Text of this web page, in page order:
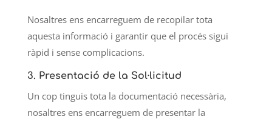
Nosaltres ens encarreguem de recopilar tota
aquesta informació i garantir que el procés sigui
ràpid i sense complicacions.
3. Presentació de la Sol·licitud
Un cop tinguis tota la documentació necessària,
nosaltres ens encarreguem de presentar la